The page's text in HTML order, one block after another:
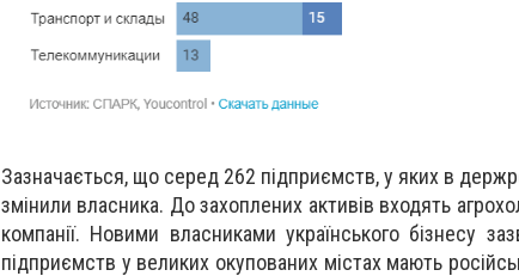
Зазначається, що серед 262 підприємств, у яких в
змінили власника. До захоплених активів входять
компанії. Новими власниками українського бізнесу
підприємств у великих окупованих містах мають